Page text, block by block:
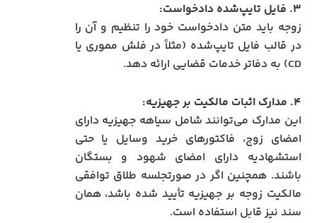
۳. فایل تایپ‌شده دادخواست:
زوجه باید متن دادخواست خود را تنظیم و آن را
در قالب فایل تایپ‌شده (مثلاً در فلش مموری یا
CD) به دفاتر خدمات قضایی ارائه دهد.
۴. مدارک اثبات مالکیت بر جهیزیه:
این مدارک می‌توانند شامل سیاهه جهیزیه دارای
امضای زوج، فاکتورهای خرید وسایل یا حتی
استشهادیه دارای امضای شهود و بستگان
باشند. همچنین اگر در صورتجلسه طلاق توافقی
مالکیت زوجه بر جهیزیه تأیید شده باشد، همان
سند نیز قابل استفاده است.